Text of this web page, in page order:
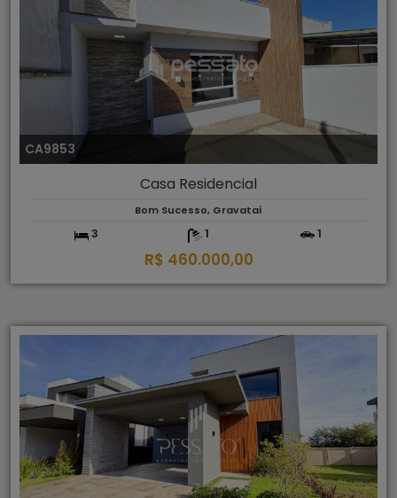
CA9853
Casa Residencial
Bom Sucesso, Gravataí
3 1 1
R$ 460.000,00